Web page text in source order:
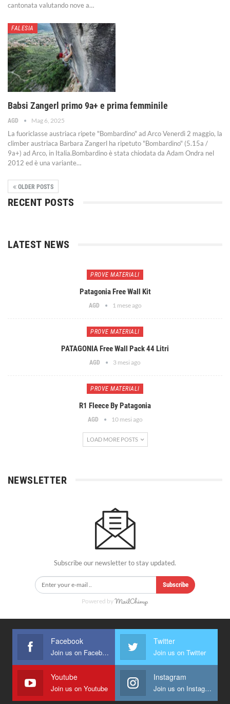
cantonata valutando nove a…
FALESIA
Babsi Zangerl primo 9a+ e prima femminile
AGD Mag 6, 2025
La fuoriclasse austriaca ripete "Bombardino" ad ArcoVenerdì 2 maggio, la
climber austriaca Barbara Zangerl ha ripetuto "Bombardino" (5.15a /
9a+) ad Arco, in Italia.Bombardino è stata chiodata da Adam Ondra nel
2012 ed è una variante…
OLDER POSTS
RECENT POSTS
LATEST NEWS
PROVE MATERIALI
Patagonia Free Wall Kit
AGD 1 mese ago
PROVE MATERIALI
PATAGONIA Free Wall Pack 44 Litri
AGD 3 mesi ago
PROVE MATERIALI
R1 Fleece By Patagonia
AGD 10 mesi ago
LOAD MORE POSTS
NEWSLETTER
Subscribe our newsletter to stay updated.
Subscribe
Powered by
Facebook
Join us on Facebook
Twitter
Join us on Twitter
Youtube
Join us on Youtube
Instagram
Join us on Instagram